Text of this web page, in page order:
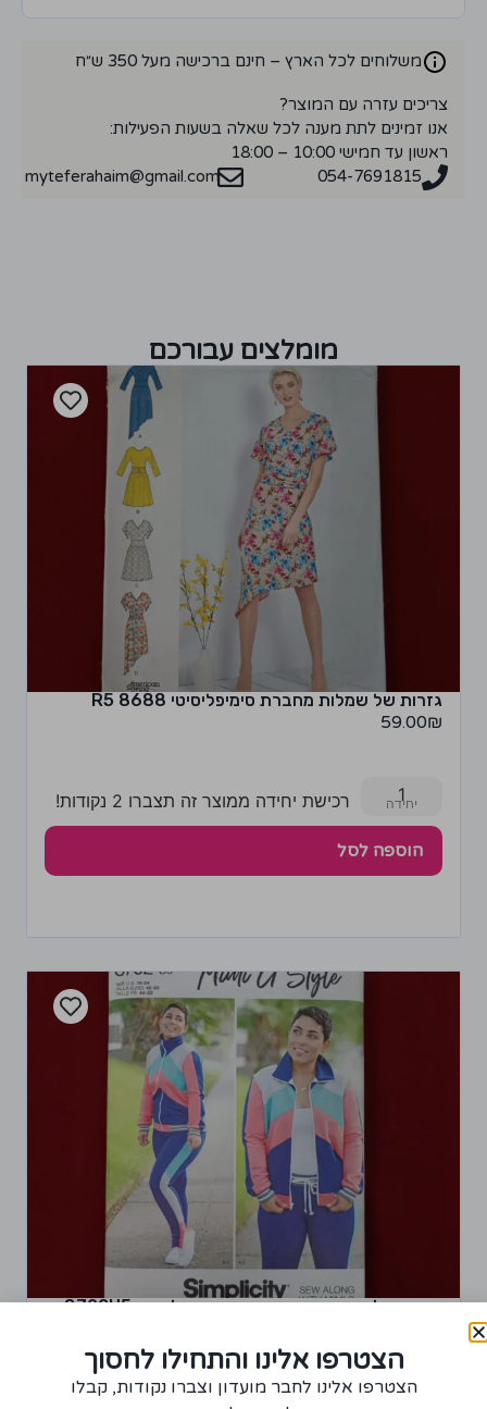
משלוחים לכל הארץ – חינם ברכישה מעל 350 ש״ח
צריכים עזרה עם המוצר?
אנו זמינים לתת מענה לכל שאלה בשעות הפעילות:
ראשון עד חמישי 10:00 – 18:00
054-7691815
myteferahaim@gmail.com
מומלצים עבורכם
גזרות של שמלות מחברת סימיפליסיטי 8688 R5
59.00₪
1 רכישת יחידה ממוצר זה תצברו 2 נקודות!
הוספה לסל
גזרות של בגדי ספורט מחברת סימיפליסיטי 8702U5
1
הצטרפו אלינו והתחילו לחסוך
הצטרפו אלינו לחבר מועדון וצברו נקודות, קבלו